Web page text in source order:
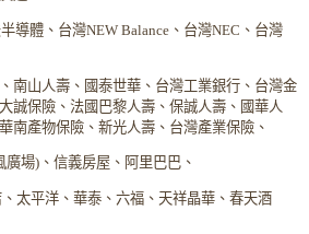
導體、台灣NEW Balance、台灣NEC、台灣
南山人壽、國泰世華、台灣工業銀行、台灣金
誠保險、法國巴黎人壽、保誠人壽、國華人
南產物保險、新光人壽、台灣產業保險、
場)、信義房屋、阿里巴巴、
太平洋、華泰、六福、天祥晶華、春天酒